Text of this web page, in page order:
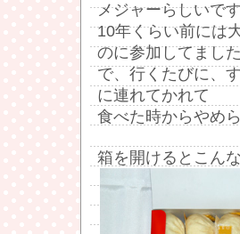
メジャーらしいで
10年くらい前には
のに参加してまし
で、行くたびに、
に連れてかれて
食べた時からやめ
箱を開けるとこんな